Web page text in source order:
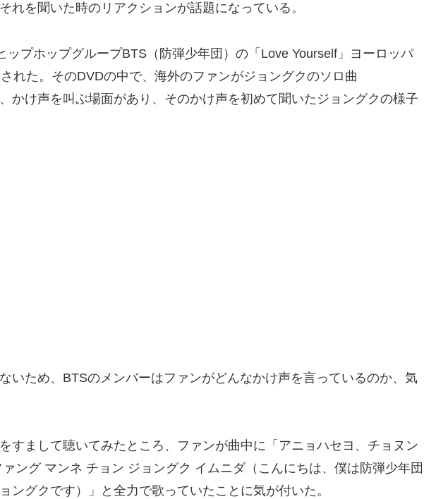
れを聞いた時のリアクションが話題になっている。
ップホップグループBTS（防弾少年団）の「Love Yourself」ヨーロッパ
れた。そのDVDの中で、海外のファンがジョングクのソロ曲
かけ声を叫ぶ場面があり、そのかけ声を初めて聞いたジョングクの様子
いため、BTSのメンバーはファンがどんなかけ声を言っているのか、気
すまして聴いてみたところ、ファンが曲中に「アニョハセヨ、チョヌン
ング マンネ チョン ジョングク イムニダ（こんにちは、僕は防弾少年団
ングクです）」と全力で歌っていたことに気が付いた。